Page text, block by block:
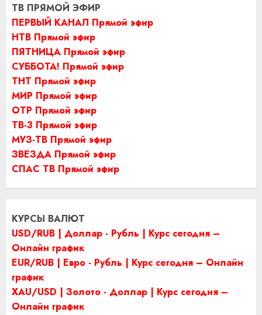
ТВ ПРЯМОЙ ЭФИР
ПЕРВЫЙ КАНАЛ Прямой эфир
НТВ Прямой эфир
ПЯТНИЦА Прямой эфир
СУББОТА! Прямой эфир
ТНТ Прямой эфир
МИР Прямой эфир
ОТР Прямой эфир
ТВ-3 Прямой эфир
МУЗ-ТВ Прямой эфир
ЗВЕЗДА Прямой эфир
СПАС ТВ Прямой эфир
КУРСЫ ВАЛЮТ
USD/RUB | Доллар - Рубль | Курс сегодня –
Онлайн график
EUR/RUB | Евро - Рубль | Курс сегодня – Онлайн
график
XAU/USD | Золото - Доллар | Курс сегодня –
Онлайн график